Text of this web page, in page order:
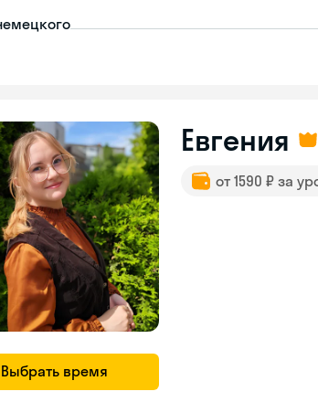
Выбрать время
Евгения
от 1590 ₽ за